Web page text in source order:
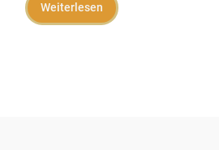
Weiterlesen